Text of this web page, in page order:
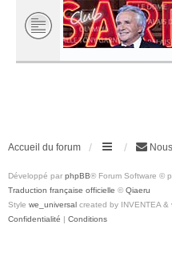
Accueil du forum
Développé par phpBB® Forum Software ©
Traduction française officielle © Qiaeru
Style we_universal created by INVENTEA &
Confidentialité | Conditions